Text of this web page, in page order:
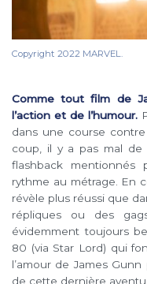
Copyright 2022 MARVEL.
Comme tout film de
l’action et de l’humour.
dans une course
coup, il y a pas mal de
flashback
rythme au métrage. En
révèle plus réussi que
répliques ou des
évidemment toujours
80 (via Star Lord) qui
l’amour de James
de cette dernière